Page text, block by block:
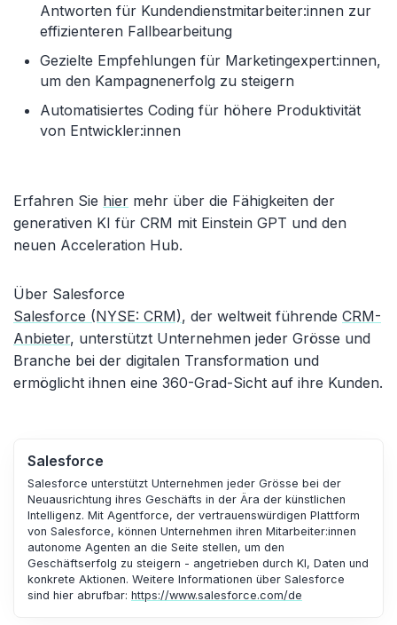
Antworten für Kundendienstmitarbeiter:innen zur
effizienteren Fallbearbeitung
Gezielte Empfehlungen für Marketingexpert:innen,
um den Kampagnenerfolg zu steigern
Automatisiertes Coding für höhere Produktivität
von Entwickler:innen
Erfahren Sie hier mehr über die Fähigkeiten der
generativen KI für CRM mit Einstein GPT und den
neuen Acceleration Hub.
Über Salesforce
Salesforce (NYSE: CRM), der weltweit führende CRM-
Anbieter, unterstützt Unternehmen jeder Grösse und
Branche bei der digitalen Transformation und
ermöglicht ihnen eine 360-Grad-Sicht auf ihre Kunden.
Salesforce
Salesforce unterstützt Unternehmen jeder Grösse bei der
Neuausrichtung ihres Geschäfts in der Ära der künstlichen
Intelligenz. Mit Agentforce, der vertrauenswürdigen Plattform
von Salesforce, können Unternehmen ihren Mitarbeiter:innen
autonome Agenten an die Seite stellen, um den
Geschäftserfolg zu steigern - angetrieben durch KI, Daten und
konkrete Aktionen. Weitere Informationen über Salesforce
sind hier abrufbar: https://www.salesforce.com/de